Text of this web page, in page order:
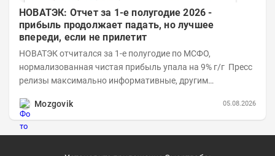
НОВАТЭК: Отчет за 1-е полугодие 2026 -
прибыль продолжает падать, но лучшее
впереди, если не прилетит
НОВАТЭК отчитался за 1-е полугодие по МСФО,
нормализованная чистая прибыль упала на 9% г/г Пресс
релизы максимально информативные, другим
Mozgovik
05.08.2026